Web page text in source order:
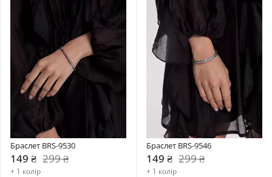
Браслет BRS-9530
149 ₴ 299 ₴
+ 1 колір
Браслет BRS-9546
149 ₴ 299 ₴
+ 1 колір